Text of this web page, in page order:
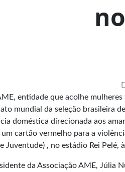
entidade que acolhe
mundial da seleção brasileira
doméstica direcionada aos
um cartão vermelho para a
Juventude) , no estádio Rei Pelé,
da Associação AME, Júlia